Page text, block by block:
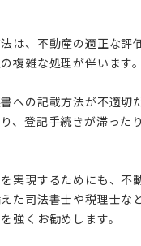
は、不動産の適正な評
複雑な処理が伴います。
への記載方法が不適切
、登記手続きが滞った
実現するためにも、不
た司法書士や税理士な
強くお勧めします。